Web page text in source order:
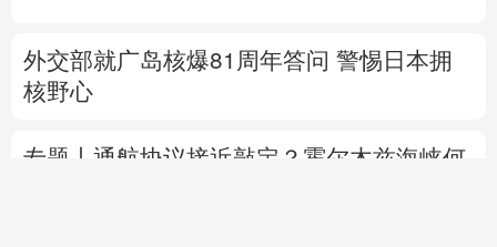
外交部就广岛核爆81周年答问 警惕日本拥
核野心
专题丨 通航协议接近敲定？霍尔木兹海峡何